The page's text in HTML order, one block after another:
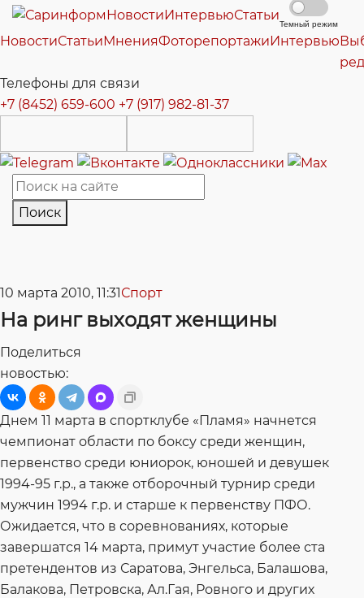
НовостиИнтервьюСтатьи
Темный режим
НовостиСтатьиМненияФоторепортажиИнтервью
Телефоны для связи
+7 (8452) 659-600 +7 (917) 982-81-37
Поиск
10 марта 2010, 11:31Спорт
На ринг выходят женщины
Поделиться
новостью:
Днем 11 марта в спортклубе «Пламя» начнется
чемпионат области по боксу среди женщин,
первенство среди юниорок, юношей и девушек
1994-95 г.р., а также отборочный турнир среди
мужчин 1994 г.р. и старше к первенству ПФО.
Ожидается, что в соревнованиях, которые
завершатся 14 марта, примут участие более ста
претендентов из Саратова, Энгельса, Балашова,
Балакова, Петровска, Ал.Гая, Ровного и других